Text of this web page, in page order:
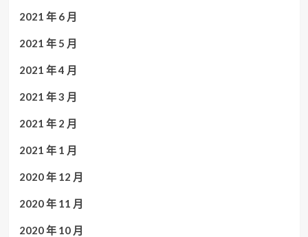
2021 年 6 月
2021 年 5 月
2021 年 4 月
2021 年 3 月
2021 年 2 月
2021 年 1 月
2020 年 12 月
2020 年 11 月
2020 年 10 月